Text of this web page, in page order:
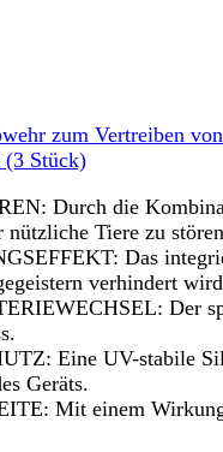
zum Vertreiben
(3 Stück)
Durch die
nützliche Tiere zu stören
Das
verhindert wird
Der
Eine UV-stabile
Geräts.
Mit einem